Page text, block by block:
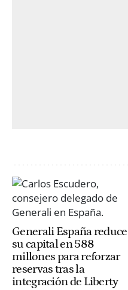
Generali España reduce
su capital en 588
millones para reforzar
reservas tras la
integración de Liberty